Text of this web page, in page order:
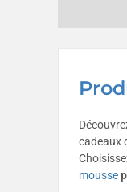
cadeaux
mousse